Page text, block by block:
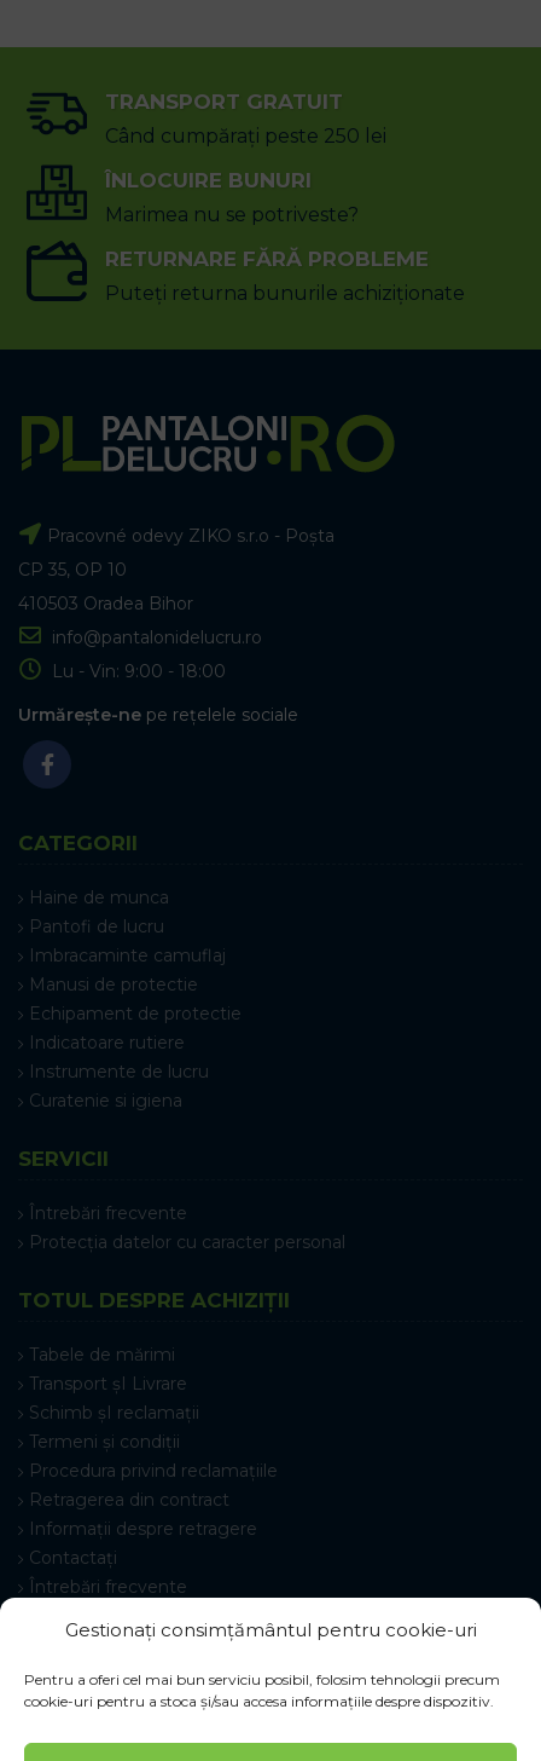
Gestionați consimțământul pentru cookie-uri
Pentru a oferi cel mai bun serviciu posibil, folosim tehnologii precum
cookie-uri pentru a stoca și/sau accesa informațiile despre dispozitiv.
TRANSPORT GRATUIT
Când cumpărați peste 250 lei
ÎNLOCUIRE BUNURI
Marimea nu se potriveste?
RETURNARE FĂRĂ PROBLEME
Puteți returna bunurile achiziționate
Pracovné odevy ZIKO s.r.o - Poșta
CP 35, OP 10
410503 Oradea Bihor
info@pantalonidelucru.ro
Lu - Vin: 9:00 - 18:00
Urmărește-ne pe rețelele sociale
CATEGORII
Haine de munca
Pantofi de lucru
Imbracaminte camuflaj
Manusi de protectie
Echipament de protectie
Indicatoare rutiere
Instrumente de lucru
Curatenie si igiena
SERVICII
Întrebări frecvente
Protecția datelor cu caracter personal
TOTUL DESPRE ACHIZIȚII
Tabele de mărimi
Transport șI Livrare
Schimb șI reclamații
Termeni și condiții
Procedura privind reclamațiile
Retragerea din contract
Informații despre retragere
Contactați
Întrebări frecvente